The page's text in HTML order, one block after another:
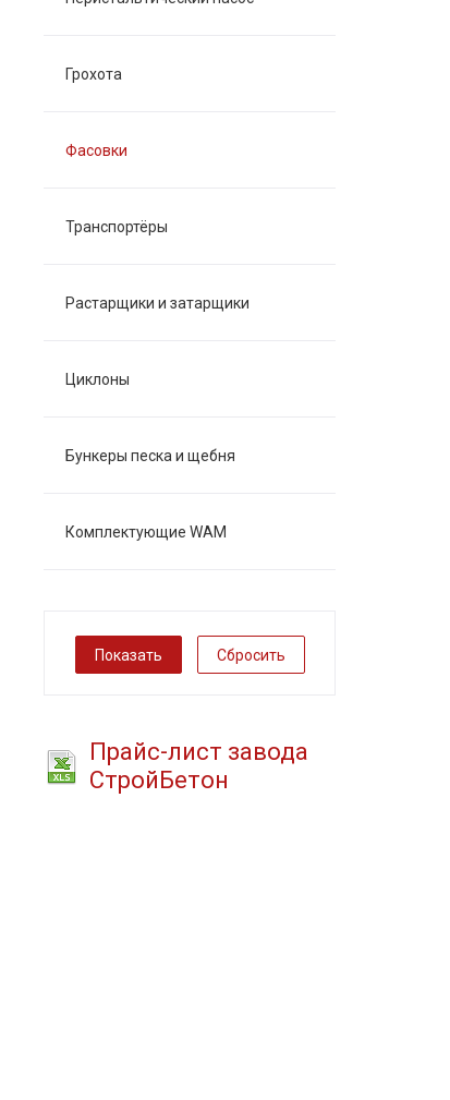
Грохота
Фасовки
Транспортёры
Растарщики и затарщики
Циклоны
Бункеры песка и щебня
Комплектующие WAM
Сбросить
Прайс-лист завода
СтройБетон